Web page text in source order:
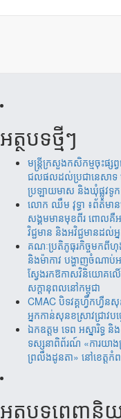
អត្ថបទថ្មីៗ
មន្ត្រីក្រសួងកសិកម្មចុះផ្សព្
ជលផលដល់ប្រជានេសាទ
ប្រឡាយមាស និងឃុំផ្លូវទូ
លោក ឈឹម វុទ្ធា ៖ព័ត៌មា
សង្គមមានមុខពីរ ពោលគឺ
វិជ្ជមាន និងអវិជ្ជមានដល់អ្
គណៈប្រតិភូធុរកិច្ចមកពីហុ
និងម៉ាកាវ បង្ហាញចំណាប់អ
ស្វែងរកឱកាសវិនិយោគ
សក្តានុពលនៅកម្ពុជា
CMAC បិទវគ្គហ្វឹកហ្វឺ
អ្នកកាន់សុនខស្រាវជ្រាវប
ឯកឧត្តម ទេព អស្នារិទ្ធ
ទស្សនាពិព័រណ៍ «ការយា
ព្រលឹងដូនតា» នៅខេត្តកំព
អត្ថបទពេញនិ